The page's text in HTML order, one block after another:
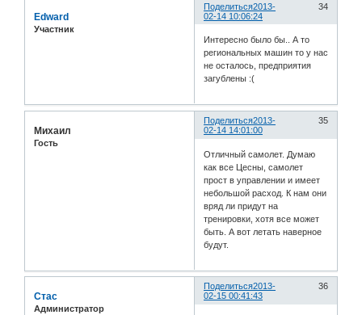
Поделиться 34
2013-
02-14 10:06:24
Edward
Участник
Интересно было бы.. А то
региональных машин то у нас
не осталось, предприятия
загублены :(
Поделиться 35
2013-
02-14 14:01:00
Михаил
Гость
Отличный самолет. Думаю
как все Цесны, самолет
прост в управлении и имеет
небольшой расход. К нам они
вряд ли придут на
тренировки, хотя все может
быть. А вот летать наверное
будут.
Поделиться 36
2013-
02-15 00:41:43
Стас
Администратор